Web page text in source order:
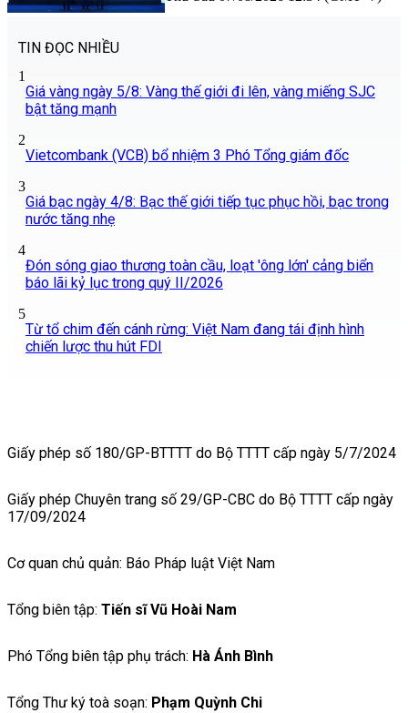
TIN ĐỌC NHIỀU
1
Giá vàng ngày 5/8: Vàng thế giới đi lên, vàng miếng SJC
bật tăng mạnh
2
Vietcombank (VCB) bổ nhiệm 3 Phó Tổng giám đốc
3
Giá bạc ngày 4/8: Bạc thế giới tiếp tục phục hồi, bạc trong
nước tăng nhẹ
4
Đón sóng giao thương toàn cầu, loạt 'ông lớn' cảng biển
báo lãi kỷ lục trong quý II/2026
5
Từ tổ chim đến cánh rừng: Việt Nam đang tái định hình
chiến lược thu hút FDI
Giấy phép số 180/GP-BTTTT do Bộ TTTT cấp ngày 5/7/2024
Giấy phép Chuyên trang số 29/GP-CBC do Bộ TTTT cấp ngày
17/09/2024
Cơ quan chủ quản: Báo Pháp luật Việt Nam
Tổng biên tập: Tiến sĩ Vũ Hoài Nam
Phó Tổng biên tập phụ trách: Hà Ánh Bình
Tổng Thư ký toà soạn: Phạm Quỳnh Chi